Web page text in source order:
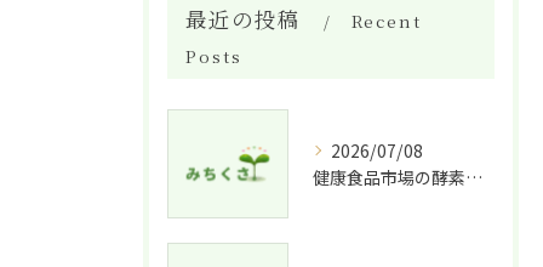
最近の投稿
Recent
Posts
2026/07/08
健康食品市場の酵素ドリンク特徴比較